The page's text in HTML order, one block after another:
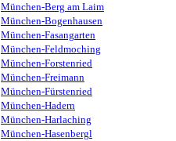
München-Berg am Laim
München-Bogenhausen
München-Fasangarten
München-Feldmoching
München-Forstenried
München-Freimann
München-Fürstenried
München-Hadern
München-Harlaching
München-Hasenbergl